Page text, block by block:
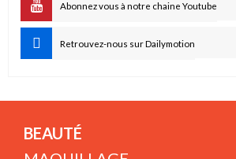
Abonnez vous à notre chaine Youtube
Retrouvez-nous sur Dailymotion
BEAUTÉ